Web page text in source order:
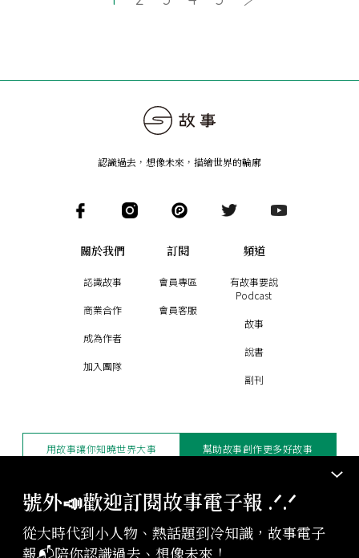
號外📣歡迎訂閱故事電子報 .ᐟ‪‪.ᐟ
從大時代到小人物、熱話題到冷知識，故事電子
報📬陪你認識過去、想像未來！
認識過去，想像未來 ， 描繪世界的輪廓
關於我們
認識故事
商業合作
成為作者
加入團隊
訂閱
會員專區
會員客服
頻道
有故事要說
Podcast
故事
說書
副刊
版權聲明與轉載規範
用故事讓你知曉世界大事 幫助故事創作更多好故事